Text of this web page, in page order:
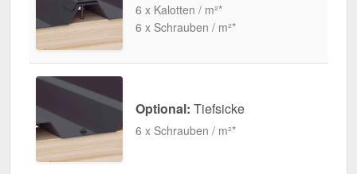
6 x Kalotten / m²*
6 x Schrauben / m²*
Optional: Tiefsicke
6 x Schrauben / m²*